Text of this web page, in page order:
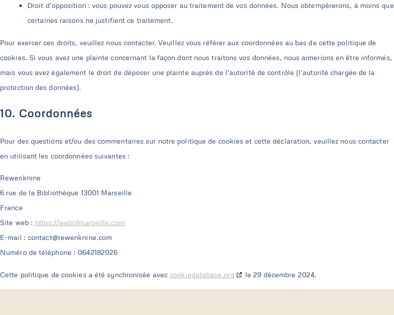
Droit d’opposition : vous pouvez vous opposer au traitement de vos données. Nous obtempérerons, à moins que
certaines raisons ne justifient ce traitement.
Pour exercer ces droits, veuillez nous contacter. Veuillez vous référer aux coordonnées au bas de cette politique de
cookies. Si vous avez une plainte concernant la façon dont nous traitons vos données, nous aimerions en être informés,
mais vous avez également le droit de déposer une plainte auprès de l’autorité de contrôle (l’autorité chargée de la
protection des données).
10. Coordonnées
Pour des questions et/ou des commentaires sur notre politique de cookies et cette déclaration, veuillez nous contacter
en utilisant les coordonnées suivantes :
Rewenknine
6 rue de la Bibliothèque 13001 Marseille
France
Site web : https://webofmarseille.com
E-mail : contact@rewenknine.com
Numéro de téléphone : 0642182026
Cette politique de cookies a été synchronisée avec cookiedatabase.org le 29 décembre 2024.